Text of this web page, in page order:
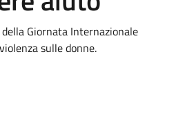
Giornata Internazionale
sulle donne.